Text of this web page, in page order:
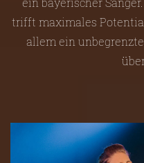
trifft maximales
allem ein